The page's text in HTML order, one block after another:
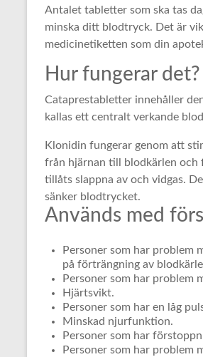
Antalet tabletter som ska tas
minska ditt blodtryck. Det är
medicinetiketten som din
Hur fungerar det?
Cataprestabletter innehåller
kallas ett centralt verkande
Klonidin fungerar genom att
från hjärnan till blodkärlen och
tillåts slappna av och vidgas.
sänker blodtrycket.
Används med
Personer som har problem
på förträngning av
Personer som har problem
Hjärtsvikt.
Personer som har en låg
Minskad njurfunktion.
Personer som har
Personer som har problem